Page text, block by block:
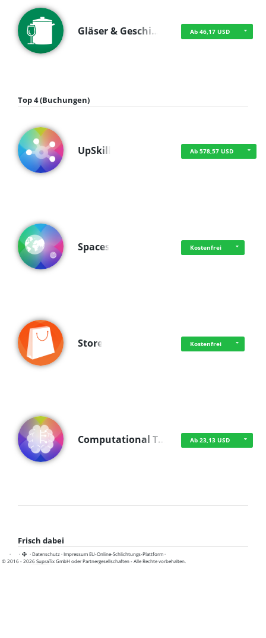
Gläser & Geschi… Ab 46,17 USD
Top 4 (Buchungen)
UpSkill Ab 578,57 USD
Spaces Kostenfrei
Store Kostenfrei
Computational T… Ab 23,13 USD
Frisch dabei
· · ·Datenschutz·Impressum EU-Online-Schlichtungs-Plattform·
© 2016 - 2026 SupraTix GmbH oder Partnergesellschaften - Alle Rechte vorbehalten.